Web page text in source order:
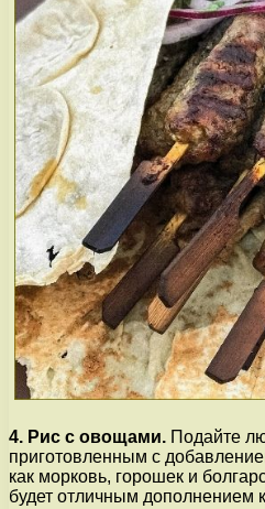
4. Рис с овощами. Подайте
приготовленным с
как морковь, горошек и
будет отличным дополнением